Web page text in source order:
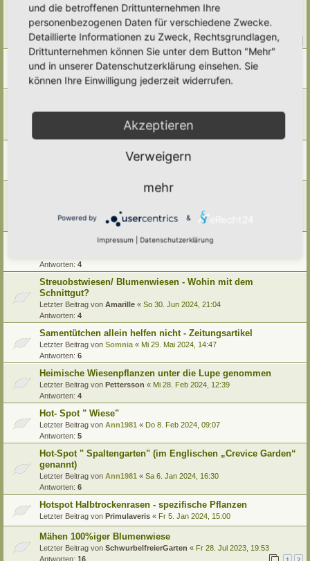
Zeitversetztes Mähen/ Zeitversetztes Mähmuster/
Mähmanagement im Hortus
Letzter Beitrag vontree12«Do 18. Sep 2025, 22:40
Antworten: 59 1 2 3 4
Letzter Beitrag vonBorovinka«Mi 30. Jul 2025, 04:00
Antworten:2
eierlegenden Wollmilchsau?
kuhba«Sa 31. Mai 2025, 21:12
Lehm-"Tankstellen" im Garten für Insekten und Schwalben
Primulaveris«Mo 12. Mai 2025, 17:35
Ein, zwei Pflanzvorschläge für sommersonniges, sandiges
Letzter Beitrag von Doro
Do 24. Apr 2025, 20:07
Mähfreier September
Antworten: 4
Streuobstwiesen/ Blumenwiesen - Wohin mit dem
Schnittgut?
Letzter Beitrag von Amarille « So 30. Jun 2024, 21:04
Antworten: 4
Samentütchen allein helfen nicht - Zeitungsartikel
Letzter Beitrag von Somnia « Mi 29. Mai 2024, 14:47
Antworten: 6
Heimische Wiesenpflanzen unter die Lupe genommen
Letzter Beitrag von Pettersson « Mi 28. Feb 2024, 12:39
Antworten: 4
Hot- Spot " Wiese"
Letzter Beitrag von Ann1981 « Do 8. Feb 2024, 09:07
Antworten: 5
Hot-Spot " Spaltengarten" (im Englischen „Crevice Garden“
genannt)
Letzter Beitrag von Ann1981 « Sa 6. Jan 2024, 16:30
Antworten: 6
Hotspot Halbtrockenrasen - spezifische Pflanzen
Letzter Beitrag von Primulaveris « Fr 5. Jan 2024, 15:00
Mähen 100%iger Blumenwiese
Letzter Beitrag von SchwurbelfreierGarten « Fr 28. Jul 2023, 19:53
Antworten: 16
und die betroffenen Drittunternehmen Ihre
personenbezogenen Daten für verschiedene Zwecke.
Detaillierte Informationen zu Zweck, Rechtsgrundlagen,
Drittunternehmen können Sie unter dem Button "Mehr"
und in unserer Datenschutzerklärung einsehen. Sie
können Ihre Einwilligung jederzeit widerrufen.
Akzeptieren
Verweigern
mehr
Powered by &
Impressum Datenschutzerklärung